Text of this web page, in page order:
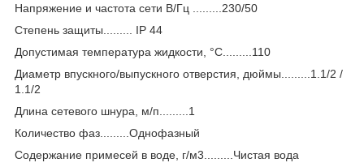
Напряжение и частота сети В/Гц .........230/50
Степень защиты......... IP 44
Допустимая температура жидкости, °C.........110
Диаметр впускного/выпускного отверстия, дюймы.........1.1/2 /
1.1/2
Длина сетевого шнура, м/п.........1
Количество фаз.........Однофазный
Содержание примесей в воде, г/м3.........Чистая вода